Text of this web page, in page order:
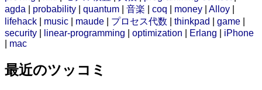
agda
probability quantum 音楽 coq money Alloy
lifehack
music maude プロセス代数 thinkpad game
security
linear-programming optimization Erlang
iPhone
mac
最近のツッコミ